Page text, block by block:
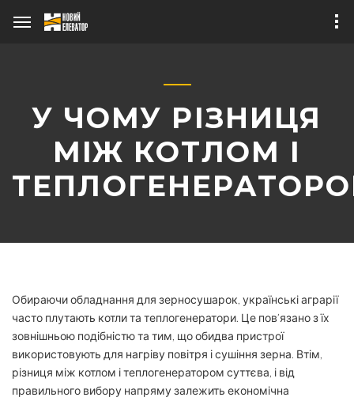
Публікації в ЗМІ
«ТАНДЕМ 1+1»
Зерносушарка
мобільна
У ЧОМУ РІЗНИЦЯ
МІЖ КОТЛОМ І
Обираючи обладнання для зерносушарок, українські аграрії
часто плутають котли та теплогенератори. Це пов’язано з їх
зовнішньою подібністю та тим, що обидва пристрої
використовують для нагріву повітря і сушіння зерна. Втім,
різниця між котлом і теплогенератором суттєва, і від
правильного вибору напряму залежить економічна